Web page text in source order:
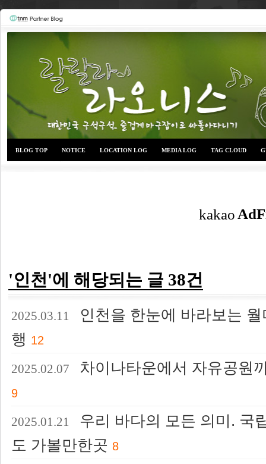
BLOG TOP NOTICE LOCATION LOG MEDIA LOG TAG CLOUD
'인천'에 해당되는 글 38건
2025.03.11
인천을 한눈에 바라보는
행 12
2025.02.07 차이나타운에서 자유공원
9
2025.01.21
우리 바다의 모든 의미. 국
도 가볼만한곳 8